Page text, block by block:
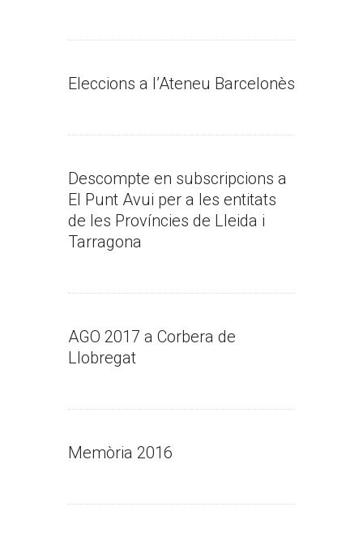
Eleccions a l’Ateneu Barcelonès
Descompte en subscripcions a
El Punt Avui per a les entitats
de les Províncies de Lleida i
Tarragona
AGO 2017 a Corbera de
Llobregat
Memòria 2016